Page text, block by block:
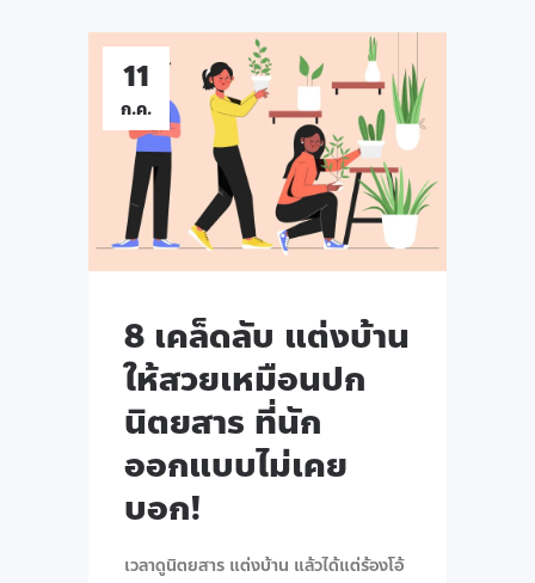
11
ก.ค.
8 เคล็ดลับ แต่งบ้าน
ให้สวยเหมือนปก
นิตยสาร ที่นัก
ออกแบบไม่เคย
บอก!
เวลาดูนิตยสาร แต่งบ้าน แล้วได้แต่ร้องโอ้